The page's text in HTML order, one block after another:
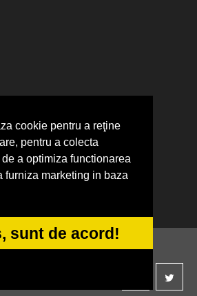
cookie pentru a reţine
pentru a colecta
a optimiza functionarea
furniza marketing in baza
sunt de acord!